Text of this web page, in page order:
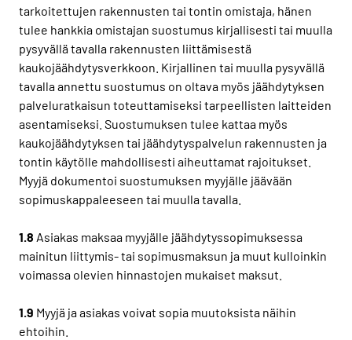
tarkoitettujen rakennusten tai tontin omistaja, hänen
tulee hankkia omistajan suostumus kirjallisesti tai muulla
pysyvällä tavalla rakennusten liittämisestä
kaukojäähdytysverkkoon. Kirjallinen tai muulla pysyvällä
tavalla annettu suostumus on oltava myös jäähdytyksen
palveluratkaisun toteuttamiseksi tarpeellisten laitteiden
asentamiseksi. Suostumuksen tulee kattaa myös
kaukojäähdytyksen tai jäähdytyspalvelun rakennusten ja
tontin käytölle mahdollisesti aiheuttamat rajoitukset.
Myyjä dokumentoi suostumuksen myyjälle jäävään
sopimuskappaleeseen tai muulla tavalla.
1.8 Asiakas maksaa myyjälle jäähdytyssopimuksessa
mainitun liittymis- tai sopimusmaksun ja muut kulloinkin
voimassa olevien hinnastojen mukaiset maksut.
1.9 Myyjä ja asiakas voivat sopia muutoksista näihin
ehtoihin.